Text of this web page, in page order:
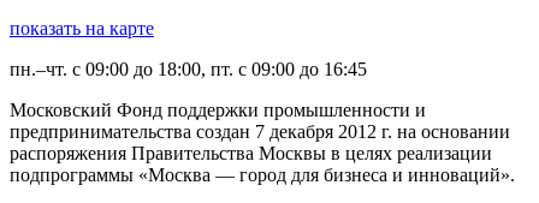
показать на карте
пн.–чт. с 09:00 до 18:00, пт. с 09:00 до 16:45
Московский Фонд поддержки промышленности и
предпринимательства создан 7 декабря 2012 г. на основании
распоряжения Правительства Москвы в целях реализации
подпрограммы «Москва — город для бизнеса и инноваций».